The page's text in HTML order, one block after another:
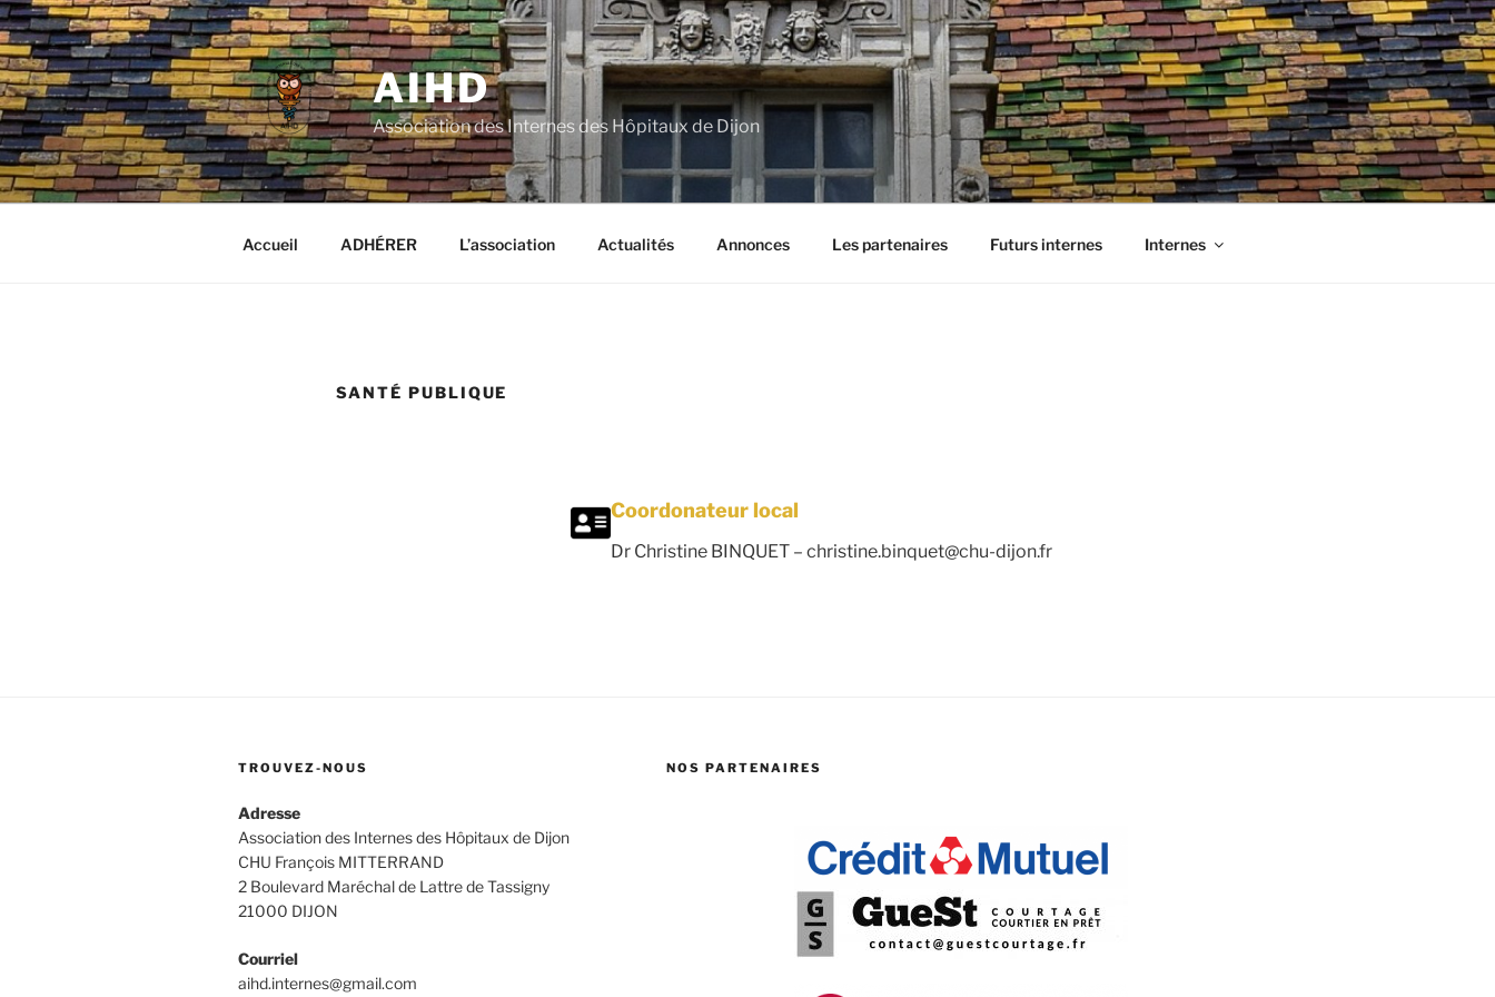
Aller
au
contenu
principal
AIHD
Association des Internes des Hôpitaux de Dijon
Accueil ADHÉRER L’association Actualités Annonces Les partenaires Futurs internes Internes
SANTÉ PUBLIQUE
Coordonateur local
Dr Christine BINQUET – christine.binquet@chu-dijon.fr
TROUVEZ-NOUS
Adresse
Association des Internes des Hôpitaux de Dijon
CHU François MITTERRAND
2 Boulevard Maréchal de Lattre de Tassigny
21000 DIJON
Courriel
aihd.internes@gmail.com
NOS PARTENAIRES